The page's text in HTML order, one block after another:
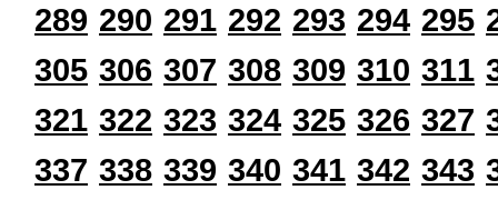
289 290 291 292 293 294 295
305 306 307 308 309 310 311
321 322 323 324 325 326 327
337 338 339 340 341 342 343